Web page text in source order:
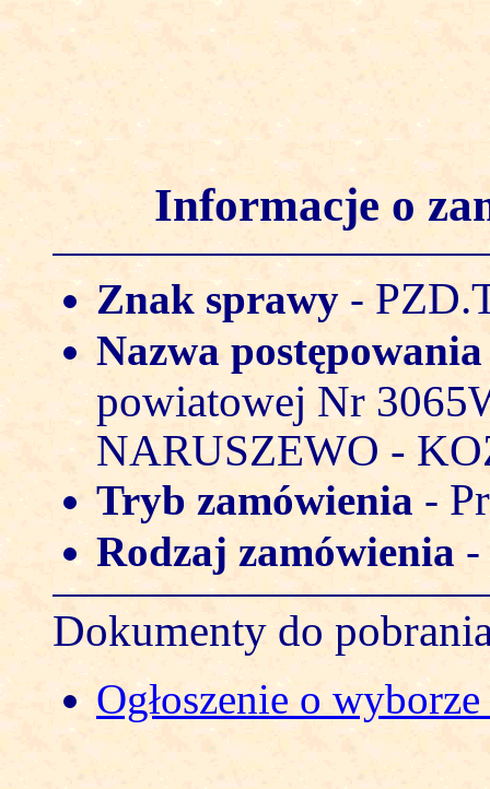
Informacje o
Znak sprawy -
Nazwa
powiatowej Nr
NARUSZEWO -
Tryb zamówienia -
Rodzaj zamówienia -
Dokumenty do
Ogłoszenie o